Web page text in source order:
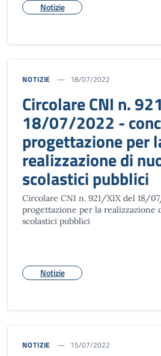
Notizie
NOTIZIE 18/07/2022
Circolare CNI n.
18/07/2022 -
progettazione per
realizzazione di
scolastici pubblici
Circolare CNI n. 921/XIX del 18/
progettazione per la realizzazione
scolastici pubblici
Notizie
NOTIZIE 15/07/2022